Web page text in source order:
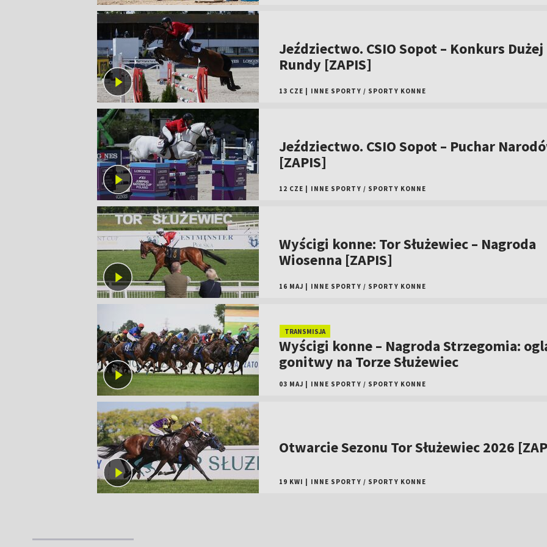
Jeździectwo. CSIO Sopot – Konkurs Dużej
Rundy [ZAPIS]
13 CZE INNE SPORTY / SPORTY KONNE
Jeździectwo. CSIO Sopot – Puchar
[ZAPIS]
12 CZE INNE SPORTY / SPORTY KONNE
Wyścigi konne: Tor Służewiec – Nagroda
Wiosenna [ZAPIS]
16 MAJ INNE SPORTY / SPORTY KONNE
TRANSMISJA
Wyścigi konne – Nagroda Strzegomia:
gonitwy na Torze Służewiec
03 MAJ INNE SPORTY / SPORTY KONNE
Otwarcie Sezonu Tor Służewiec 2026
19 KWI INNE SPORTY / SPORTY KONNE